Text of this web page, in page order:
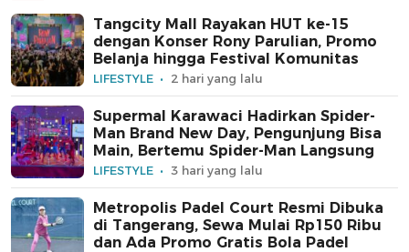
Tangcity Mall Rayakan HUT ke-15
dengan Konser Rony Parulian, Promo
Belanja hingga Festival Komunitas
LIFESTYLE 2 hari yang lalu
Supermal Karawaci Hadirkan Spider-
Man Brand New Day, Pengunjung Bisa
Main, Bertemu Spider-Man Langsung
LIFESTYLE 3 hari yang lalu
Metropolis Padel Court Resmi Dibuka
di Tangerang, Sewa Mulai Rp150 Ribu
dan Ada Promo Gratis Bola Padel